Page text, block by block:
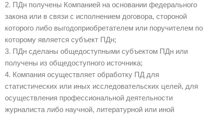
2. ПДн получены Компанией на основании федерального
закона или в связи с исполнением договора, стороной
которого либо выгодоприобретателем или поручителем по
которому является субъект ПДн;
3. ПДн сделаны общедоступными субъектом ПДн или
получены из общедоступного источника;
4. Компания осуществляет обработку ПД для
статистических или иных исследовательских целей, для
осуществления профессиональной деятельности
журналиста либо научной, литературной или иной